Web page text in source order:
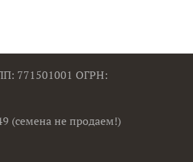
771501001 ОГРН:
(семена не продаем!)